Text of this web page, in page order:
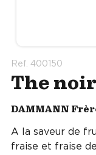
Ref. 400150
The
DAMMANN
A la saveur de
fraise et fraise